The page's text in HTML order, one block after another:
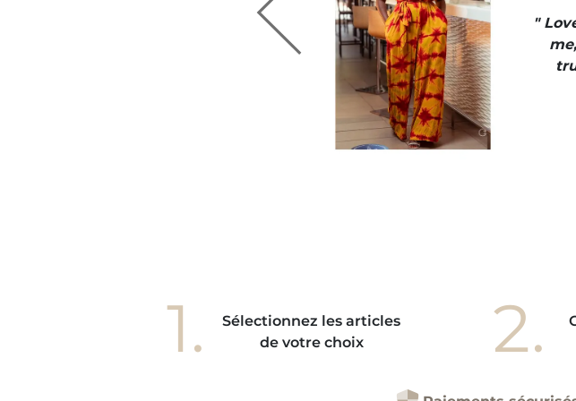
Depuis que j'ai cette bague, elle est
mon accessoire préféré pour faire
"
1.
Sélectionnez les articles
de votre choix
2.